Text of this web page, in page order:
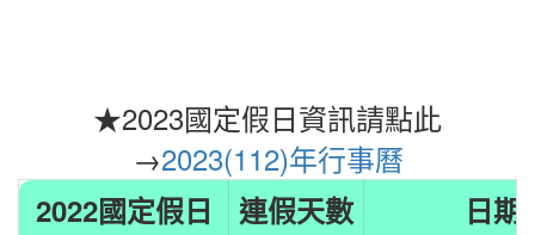
★2023國定假日資訊請點此
→2023(112)年行事曆
2022國定假日 連假天數 日期